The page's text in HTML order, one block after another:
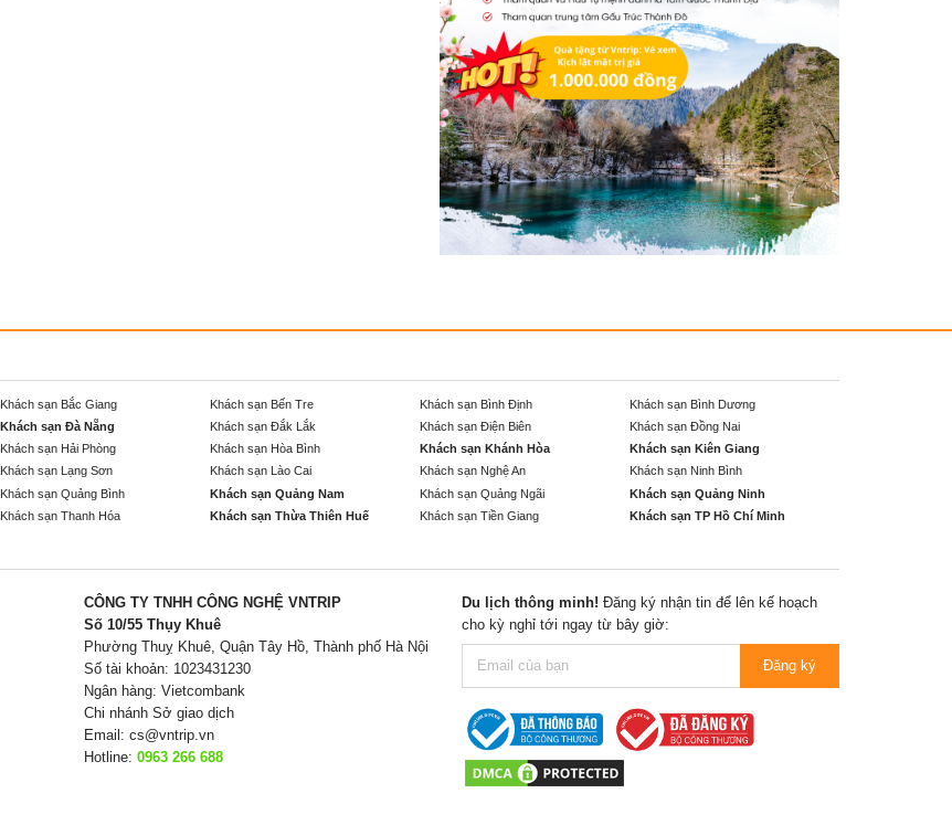
Khách sạn Bắc Giang Khách sạn Bến Tre Khách sạn Bình Định
Khách sạn Bình Dương
Khách sạn Đà Nẵng Khách sạn Đắk Lắk Khách sạn Điện Biên
Khách sạn Đồng Nai
Khách sạn Hải Phòng Khách sạn Hòa Bình Khách sạn Khánh Hòa
Khách sạn Kiên Giang
Khách sạn Lạng Sơn Khách sạn Lào Cai Khách sạn Nghệ An
Khách sạn Ninh Bình
Khách sạn Quảng Bình Khách sạn Quảng Nam Khách sạn Quảng Ngãi
Khách sạn Quảng Ninh
Khách sạn Thanh Hóa Khách sạn Thừa Thiên Huế Khách sạn Tiền Giang
Khách sạn TP Hồ Chí Minh
CÔNG TY TNHH CÔNG NGHỆ VNTRIP
Số 10/55 Thụy Khuê
Phường Thuỵ Khuê, Quận Tây Hồ, Thành phố Hà Nội
Số tài khoản: 1023431230
Ngân hàng: Vietcombank
Chi nhánh Sở giao dịch
Email: cs@vntrip.vn
Hotline: 0963 266 688
Du lịch thông minh! Đăng ký nhận tin để lên kế hoạch
cho kỳ nghỉ tới ngay từ bây giờ:
Đăng ký